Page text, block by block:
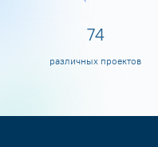
80
различных проектов